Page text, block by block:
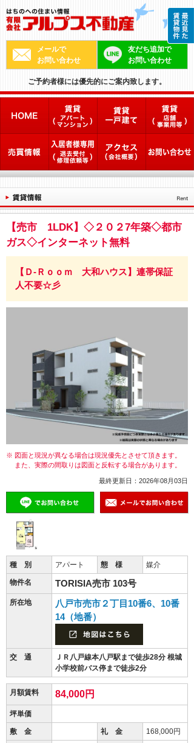
メールで
お問い合わせ
友だち追加で
お問い合わせ
ご予約者様には優先的にご案内致します。
【売市 1LDK】◇２０２7年築◇都市
ガス◇インターネット無料
【Ｄ-Ｒｏｏｍ 大和ハウス】連帯保証
人不要☆彡
※ 図面と現況が異なる場合は現況優先とさせて頂きます。
また、実際の間取りは図面と反転する場合があります。
最終更新日：2026年08月03日
種 別 アパート 態 様 媒介
物件名 TORISIA売市 103号
所在地
八戸市売市２丁目10番6、10番
14（地番）
交 通
ＪＲ八戸線本八戸駅まで徒歩28分 根城
小学校前バス停まで徒歩2分
月額賃料 84,000円
坪単価
敷 金 礼 金 168,000円